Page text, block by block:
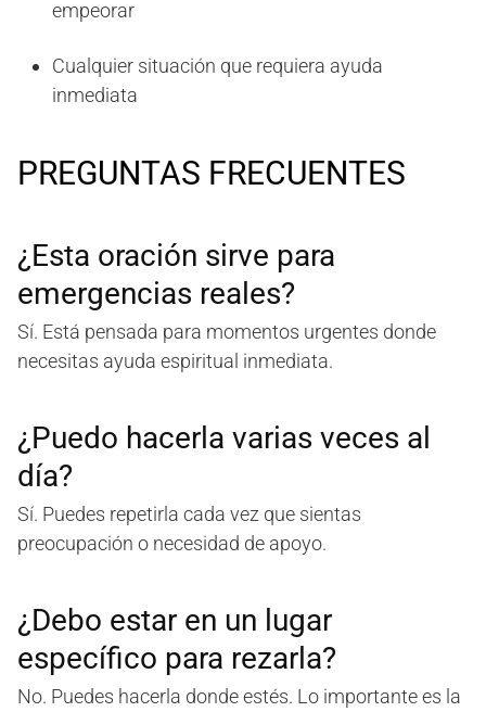
empeorar
Cualquier situación que requiera ayuda
inmediata
PREGUNTAS FRECUENTES
¿Esta oración sirve para
emergencias reales?
Sí. Está pensada para momentos urgentes donde
necesitas ayuda espiritual inmediata.
¿Puedo hacerla varias veces al
día?
Sí. Puedes repetirla cada vez que sientas
preocupación o necesidad de apoyo.
¿Debo estar en un lugar
específico para rezarla?
No. Puedes hacerla donde estés. Lo importante es la